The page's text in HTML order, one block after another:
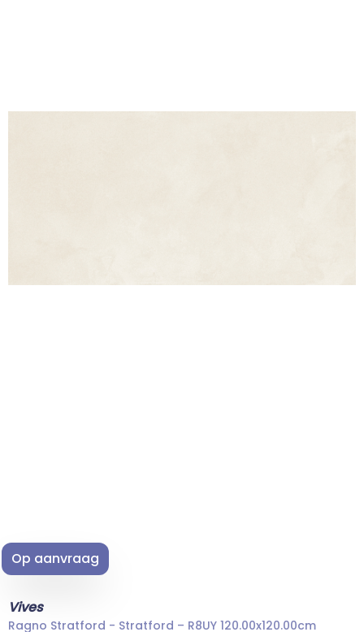
Op aanvraag
Vives
Ragno Stratford - Stratford – R8UY 120.00x120.00cm